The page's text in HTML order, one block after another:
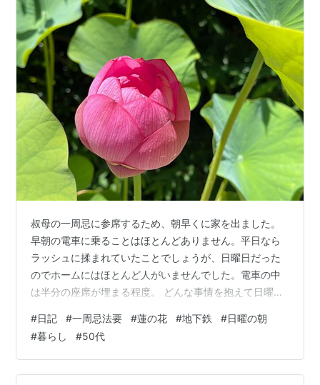
叔母の一周忌に参席するため、朝早くに家を出ました。
早朝の電車に乗ることはほとんどありません。平日なら
ラッシュに揉まれていたことでしょうが、日曜日だった
のでホームにはほとんど人がいませんでした。電車の中
は半分の座席が埋まる程度。 どんな事情を抱えて日曜日
まに違った時間、違った場所に行くと、なんとなく新鮮
な気持ちになります。 とてもお天気のよい一日で。暑い
中、喪服を着て動くのはとても疲れました。 お寺の中は
エアコンがきいていて快適だったのが救いで、長いお経
#日記 #一周忌法要 #蓮の花 #地下鉄 #日曜の朝
#暮らし #50代